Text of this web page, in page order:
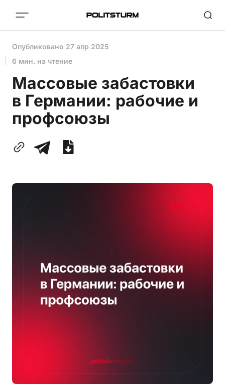
Опубликовано 27 апр 2025
6 мин. на чтение
Массовые забастовки
в Германии: рабочие и
профсоюзы